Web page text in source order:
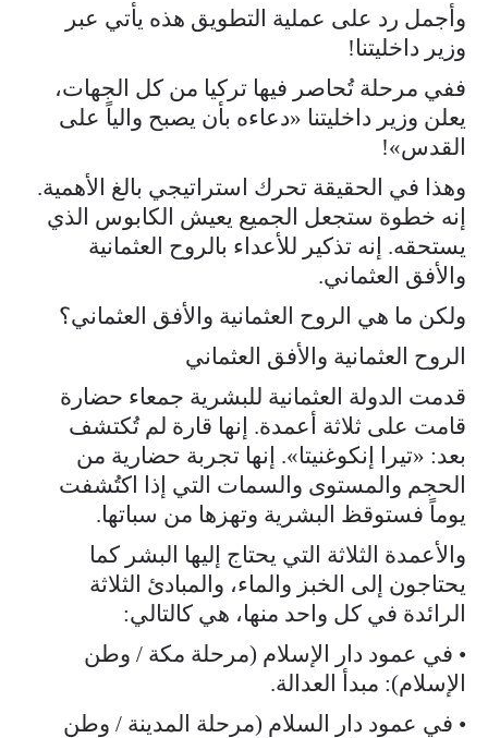
وأجمل رد على عملية التطويق هذه يأتي عبر
وزير داخليتنا!
ففي مرحلة تُحاصر فيها تركيا من كل الجهات،
يعلن وزير داخليتنا «دعاءه بأن يصبح والياً على
القدس»!
وهذا في الحقيقة تحرك استراتيجي بالغ الأهمية.
إنه خطوة ستجعل الجميع يعيش الكابوس الذي
يستحقه. إنه تذكير للأعداء بالروح العثمانية
والأفق العثماني.
ولكن ما هي الروح العثمانية والأفق العثماني؟
الروح العثمانية والأفق العثماني
قدمت الدولة العثمانية للبشرية جمعاء حضارة
قامت على ثلاثة أعمدة. إنها قارة لم تُكتشف
بعد: «تيرا إنكوغنيتا». إنها تجربة حضارية من
الحجم والمستوى والسمات التي إذا اكتُشفت
يوماً فستوقظ البشرية وتهزها من سباتها.
والأعمدة الثلاثة التي يحتاج إليها البشر كما
يحتاجون إلى الخبز والماء، والمبادئ الثلاثة
الرائدة في كل واحد منها، هي كالتالي:
• في عمود دار الإسلام (مرحلة مكة / وطن
الإسلام): مبدأ العدالة.
• في عمود دار السلام (مرحلة المدينة / وطن